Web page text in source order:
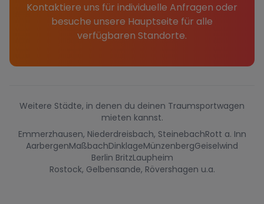
Kontaktiere uns für individuelle Anfragen oder
besuche unsere Hauptseite für alle
verfügbaren Standorte.
Weitere Städte, in denen du deinen Traumsportwagen
mieten kannst.
Emmerzhausen, Niederdreisbach, SteinebachRott a. Inn
AarbergenMaßbachDinklageMünzenbergGeiselwind
Berlin BritzLaupheim
Rostock, Gelbensande, Rövershagen u.a.